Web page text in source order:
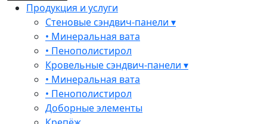
Продукция и услуги
Стеновые сэндвич-панели ▾
• Минеральная вата
• Пенополистирол
Кровельные сэндвич-панели ▾
• Минеральная вата
• Пенополистирол
Доборные элементы